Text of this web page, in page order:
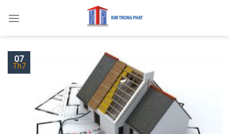
07
Th7